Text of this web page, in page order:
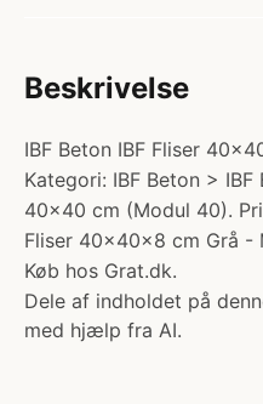
Beskrivelse
IBF Beton IBF Fliser
Kategori: IBF Beton >
40x40 cm (Modul 40).
Fliser 40x40x8 cm Grå -
Køb hos Grat.dk.
Dele af indholdet på
med hjælp fra AI.